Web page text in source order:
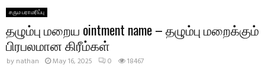
சரும பராமரிப்பு
தழும்பு மறைய ointment name – தழும்பு மறைக்கும்
பிரபலமான கிரீம்கள்
by nathan May 16, 2025 0 18467